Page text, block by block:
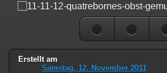
Erstellt am
Samstag, 12. November 2011